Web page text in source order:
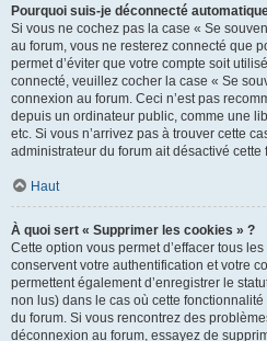
Pourquoi suis-je déconnecté
Si vous ne cochez pas la case « Se
au forum, vous ne resterez connecté que
permet d’éviter que votre compte soit
connecté, veuillez cocher la case « Se
connexion au forum. Ceci n’est pas
depuis un ordinateur public, comme une
etc. Si vous n’arrivez pas à trouver cette
administrateur du forum ait désactivé cette
Haut
À quoi sert « Supprimer les cookies » ?
Cette option vous permet d’effacer tous
conservent votre authentification et votre
permettent également d’enregistrer le
non lus) dans le cas où cette
du forum. Si vous rencontrez des
déconnexion au forum, essayez de